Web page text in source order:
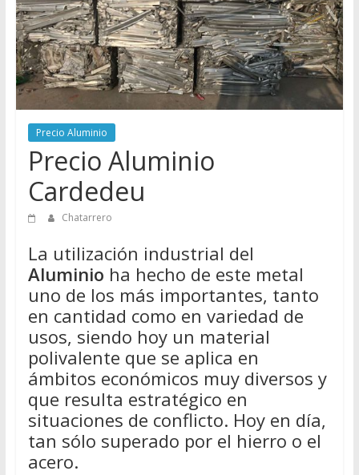
Chatarra
Directorio
de
para
vender
Chatarra
Precio Aluminio
Precio Aluminio
Cardedeu
Chatarrero
La utilización industrial del
Aluminio ha hecho de este metal
uno de los más importantes, tanto
en cantidad como en variedad de
usos, siendo hoy un material
polivalente que se aplica en
ámbitos económicos muy diversos y
que resulta estratégico en
situaciones de conflicto. Hoy en día,
tan sólo superado por el hierro o el
acero.